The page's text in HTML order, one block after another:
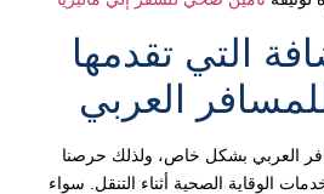
التي تقدمها
العربي بشكل خاص، ولذلك حرصنا
الوقاية الصحية أثناء التنقل. سواء